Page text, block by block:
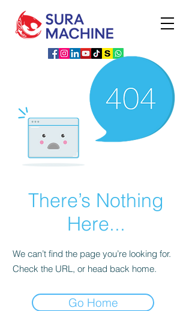
There’s Nothing
Here...
We can’t find the page you’re looking for.
Check the URL, or head back home.
Go Home